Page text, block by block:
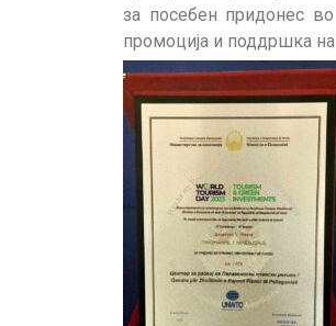
за посебен придонес
промоција и поддршка